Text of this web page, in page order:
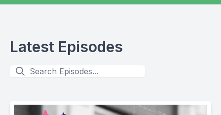
Latest Episodes